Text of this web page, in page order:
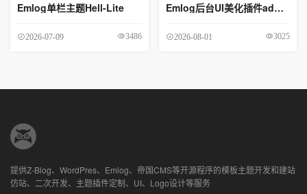
Emlog单栏主题Hell-Lite
2026-07-09 3486
Emlog后台UI美化插件adm_ui
2026-08-01 3025
提供Z-Blog、WordPres、Emlog、帝国CMS等开源程序的模板主题开发和建站
仿站、二次开发、主题插件定制、UI、Logo设计等服务